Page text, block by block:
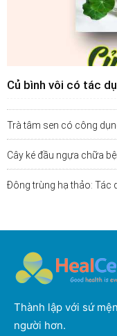
Củ bình vôi có tác
Trà tâm sen có công
Cây ké đầu ngựa chữa
Đông trùng hạ thảo: Tác
Thành lập với sứ
người hơn.